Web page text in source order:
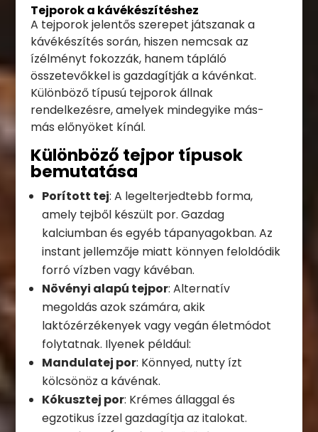
Tejporok a kávékészítéshez
A tejporok jelentős szerepet játszanak a
kávékészítés során, hiszen nemcsak az
ízélményt fokozzák, hanem tápláló
összetevőkkel is gazdagítják a kávénkat.
Különböző típusú tejporok állnak
rendelkezésre, amelyek mindegyike más-
más előnyöket kínál.
Különböző tejpor típusok
bemutatása
Porított tej: A legelterjedtebb forma,
amely tejből készült por. Gazdag
kalciumban és egyéb tápanyagokban. Az
instant jellemzője miatt könnyen feloldódik
forró vízben vagy kávéban.
Növényi alapú tejpor: Alternatív
megoldás azok számára, akik
laktózérzékenyek vagy vegán életmódot
folytatnak. Ilyenek például:
Mandulatej por: Könnyed, nutty ízt
kölcsönöz a kávénak.
Kókusztej por: Krémes állaggal és
egzotikus ízzel gazdagítja az italokat.